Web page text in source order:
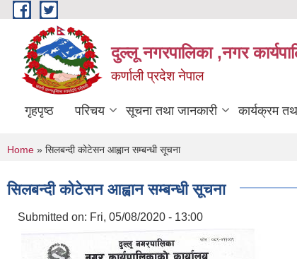
Skip to main content
दुल्लू नगरपालिका ,नगर
कर्णाली प्रदेश नेपाल
गृहपृष्ठ परिचय सूचना तथा जानकारी कार्यक्रम
You are here
Home » सिलबन्दी कोटेसन आह्वान सम्बन्धी सूचना
सिलबन्दी कोटेसन आह्वान सम्बन्धी सूचना
Submitted on: Fri, 05/08/2020 - 13:00